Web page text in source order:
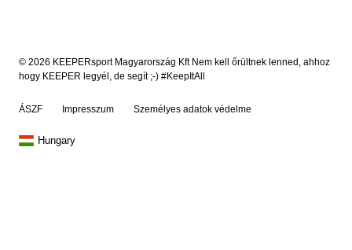
© 2026 KEEPERsport Magyarország Kft Nem kell őrültnek lenned, ahhoz
hogy KEEPER legyél, de segít ;-) #KeepItAll
ÁSZF Impresszum Személyes adatok védelme
Hungary